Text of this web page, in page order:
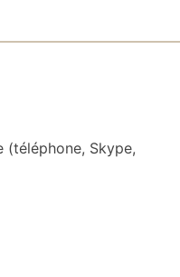
(téléphone, Skype,